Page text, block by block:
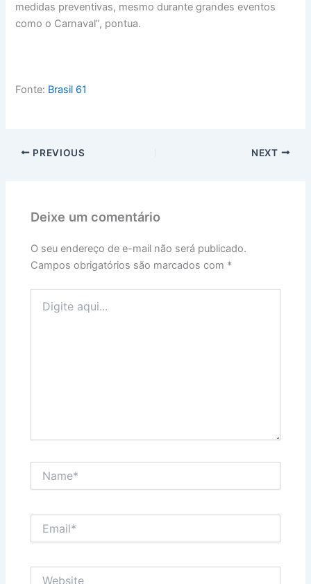
medidas preventivas, mesmo durante grandes eventos
como o Carnaval”, pontua.
Fonte: Brasil 61
PREVIOUS NEXT
Deixe um comentário
O seu endereço de e-mail não será publicado.
Campos obrigatórios são marcados com *
aqui...